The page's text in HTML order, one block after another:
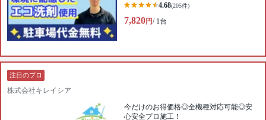
4.68(205件)
7,820円/ 1台
注目のプロ
株式会社キレイシア
今だけのお得価格◎全機種対応可能◎安
心安全プロ施工！